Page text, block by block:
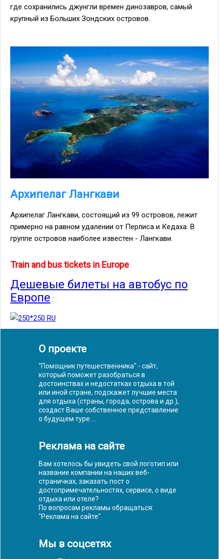
где сохранились джунгли времен динозавров, самый
крупный из Больших Зондских островов.
Архипелаг Лангкави
Архипелаг Лангкави, состоящий из 99 островов, лежит
примерно на равном удалении от Перлиса и Кедаха. В
группе островов наиболее известен - Лангкави.
Train and bus tickets in Europe
Дешевые билеты на автобус по
Европе :
О проекте
"Помощник путешественника" - сайт,
который поможет разобраться в
достоинствах и недостатках отдыха в той
или иной стране, подскажет лучшие места
для отдыха (страны, города, острова и др.),
создаст Ваше собственное представление
о будущем туре ...
Реклама на сайте
Вам хотелось бы увидеть свой логотип или
название компании на наших веб-
страничках, заказать пост о
достопримечательностях, сервисе, о виде
отдыха или отеле?
По вопросам рекламы обращаться:
"Реклама на сайте"
Мы в соцсетях